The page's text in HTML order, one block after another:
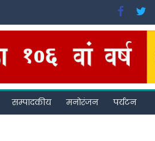
सम्पादकीय मनोरंजन पर्यटन